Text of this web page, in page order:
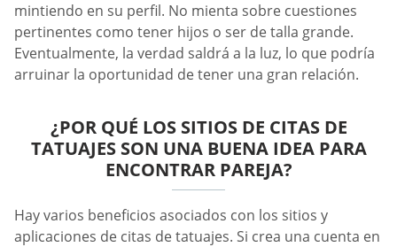
mintiendo en su perfil. No mienta sobre cuestiones
pertinentes como tener hijos o ser de talla grande.
Eventualmente, la verdad saldrá a la luz, lo que podría
arruinar la oportunidad de tener una gran relación.
¿POR QUÉ LOS SITIOS DE CITAS DE
TATUAJES SON UNA BUENA IDEA PARA
ENCONTRAR PAREJA?
Hay varios beneficios asociados con los sitios y
aplicaciones de citas de tatuajes. Si crea una cuenta en